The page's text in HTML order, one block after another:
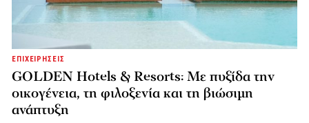
ΕΠΙΧΕΙΡΗΣΕΙΣ
GOLDEN Hotels & Resorts: Με πυξίδα την
οικογένεια, τη φιλοξενία και τη βιώσιμη
ανάπτυξη